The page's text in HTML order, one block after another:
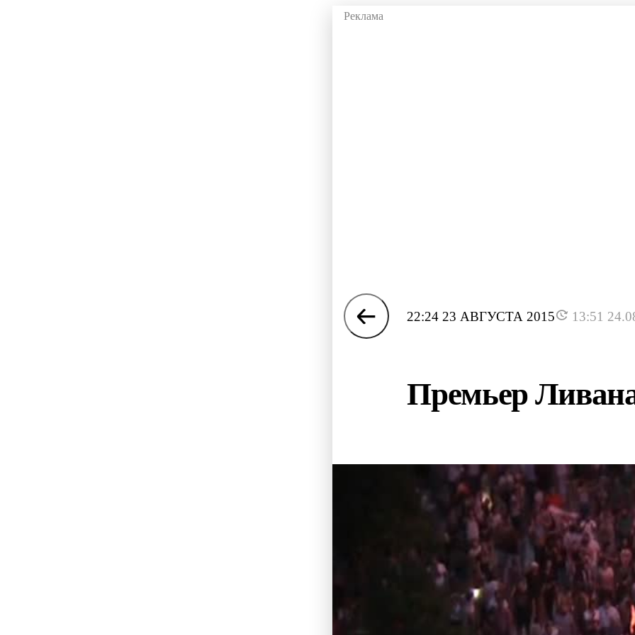
22:24 23 АВГУСТА 2015 13:51
Премьер